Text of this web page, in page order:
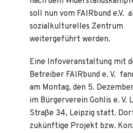
soll nun vom FAIRbund e.V.
sozialkulturelles Zentrum
weitergeführt werden.
Eine Infoveranstaltung mit
Betreiber FAIRbund e. V.
am Montag, den 5.
im Bürgerverein Gohlis e. V.
Straße 34, Leipzig statt.
zukünftige Projekt bzw.